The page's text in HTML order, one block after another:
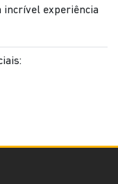
incrível experiência